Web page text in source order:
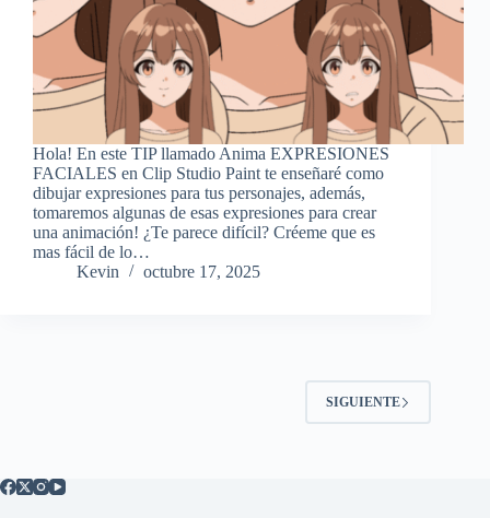
Hola! En este TIP llamado Anima EXPRESIONES
FACIALES en Clip Studio Paint te enseñaré como
dibujar expresiones para tus personajes, además,
tomaremos algunas de esas expresiones para crear
una animación! ¿Te parece difícil? Créeme que es
mas fácil de lo…
Kevin
octubre 17, 2025
SIGUIENTE